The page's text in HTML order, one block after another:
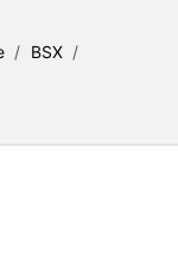
/ BSX /